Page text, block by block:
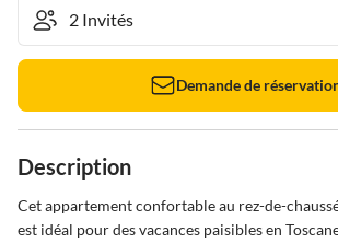
Demande de
Description
Cet appartement confortable au rez-de-
est idéal pour des vacances paisibles en